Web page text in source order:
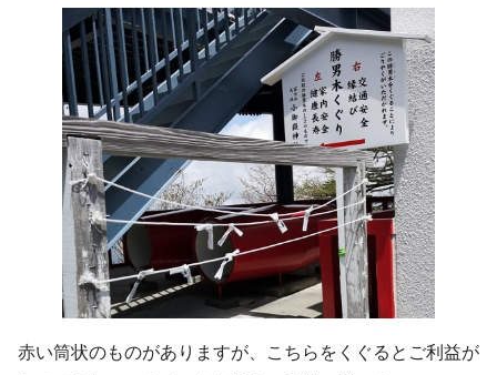
赤い筒状のものがありますが、こちらをくぐるとご利益が